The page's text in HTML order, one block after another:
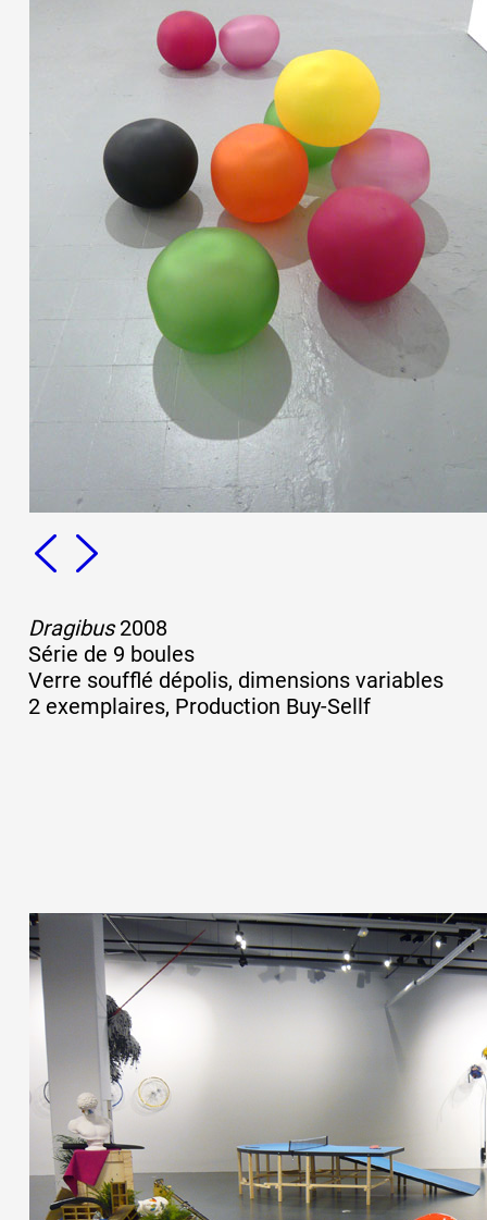
Collection vidéos
Candidater
Contact
Dragibus2008
Série de 9 boules
Verre soufflé dépolis, dimensions variables
2 exemplaires, Production Buy-Sellf